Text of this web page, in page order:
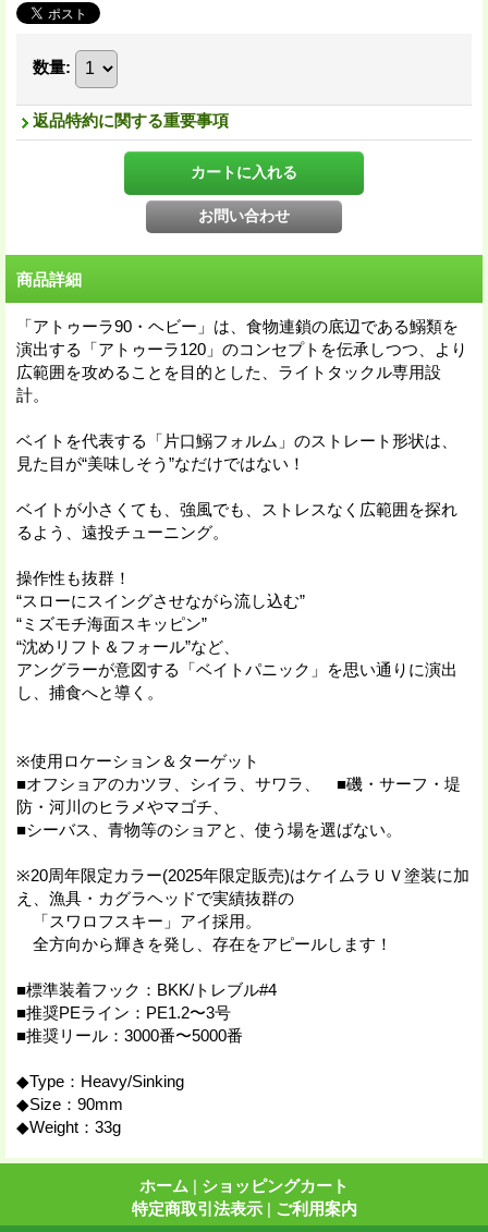
数量:
返品特約に関する重要事項
商品詳細
「アトゥーラ90・ヘビー」は、食物連鎖の底辺である鰯類を
演出する「アトゥーラ120」のコンセプトを伝承しつつ、より
広範囲を攻めることを目的とした、ライトタックル専用設
計。
ベイトを代表する「片口鰯フォルム」のストレート形状は、
見た目が“美味しそう”なだけではない！
ベイトが小さくても、強風でも、ストレスなく広範囲を探れ
るよう、遠投チューニング。
操作性も抜群！
“スローにスイングさせながら流し込む”
“ミズモチ海面スキッピン”
“沈めリフト＆フォール”など、
アングラーが意図する「ベイトパニック」を思い通りに演出
し、捕食へと導く。
※使用ロケーション＆ターゲット
■オフショアのカツヲ、シイラ、サワラ、 ■磯・サーフ・堤
防・河川のヒラメやマゴチ、
■シーバス、青物等のショアと、使う場を選ばない。
※20周年限定カラー(2025年限定販売)はケイムラＵＶ塗装に加
え、漁具・カグラヘッドで実績抜群の
「スワロフスキー」アイ採用。
全方向から輝きを発し、存在をアピールします！
■標準装着フック：BKK/トレブル#4
■推奨PEライン：PE1.2〜3号
■推奨リール：3000番〜5000番
◆Type：Heavy/Sinking
◆Size：90mm
◆Weight：33g
ホーム | ショッピングカート
特定商取引法表示 | ご利用案内